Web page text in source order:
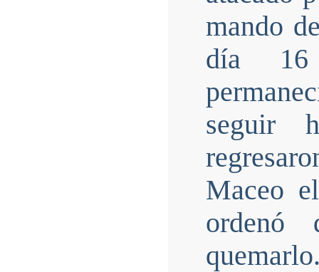
mando
día
seguir
Maceo
ordenó